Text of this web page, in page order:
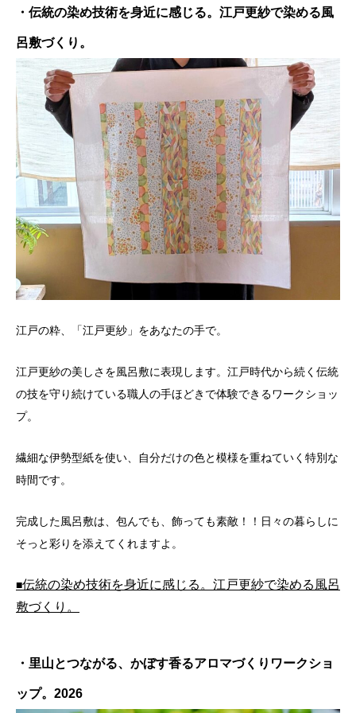
・伝統の染め技術を身近に感じる。江戸更紗で染める風
呂敷づくり。
江戸の粋、「江戸更紗」をあなたの手で。
江戸更紗の美しさを風呂敷に表現します。江戸時代から続く伝統
の技を守り続けている職人の手ほどきで体験できるワークショッ
プ。
繊細な伊勢型紙を使い、自分だけの色と模様を重ねていく特別な
時間です。
完成した風呂敷は、包んでも、飾っても素敵！！日々の暮らしに
そっと彩りを添えてくれますよ。
■伝統の染め技術を身近に感じる。江戸更紗で染める風呂
敷づくり。
・里山とつながる、かぼす香るアロマづくりワークショ
ップ。2026